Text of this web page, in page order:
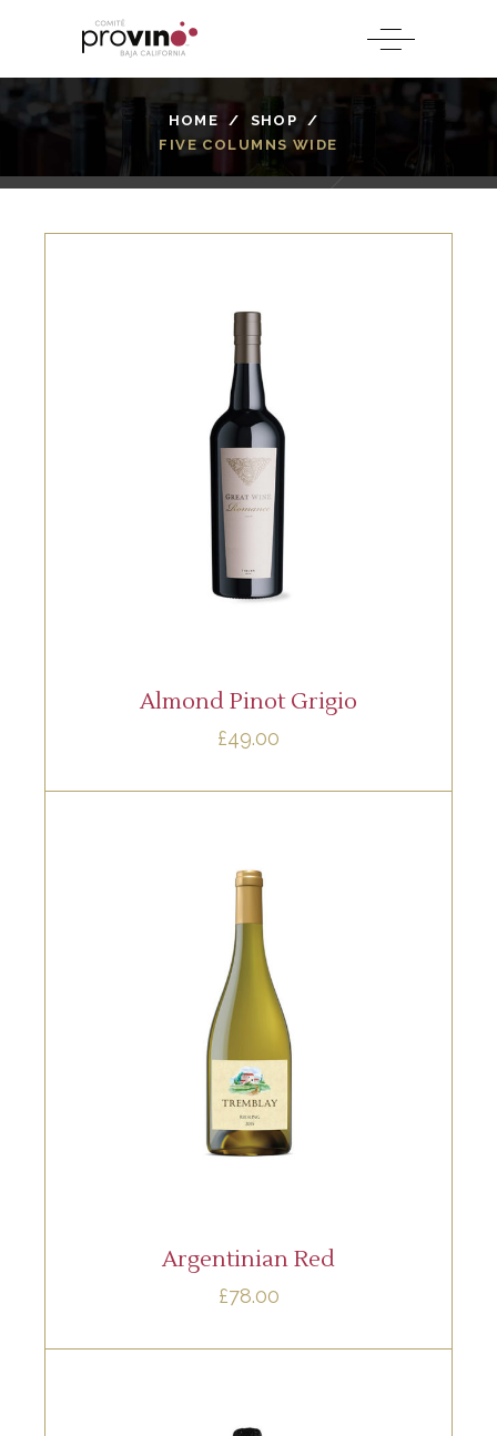
HOME / SHOP /
FIVE COLUMNS WIDE
WHITE
Lorem ipsum dolor sit amet, offendit
adipisci quo id, ne vel vidit facilisis
aliquando. Nostrud fore
Almond Pinot Grigio
£49.00
RED , ROSE
Lorem ipsum dolor sit amet, offendit
adipisci quo id, ne vel vidit facilisis
aliquando. Nostrud fore
Argentinian Red
£78.00